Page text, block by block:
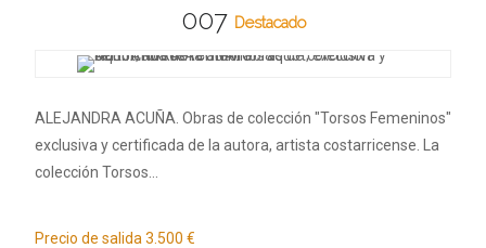
007 Destacado
ALEJANDRA ACUÑA. Obras de colección "Torsos Femeninos"
exclusiva y certificada de la autora, artista costarricense. La
colección Torsos…
Precio de salida 3.500 €